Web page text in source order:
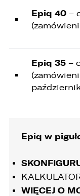
Epiq 40 –
Epiq 35 –
Epiq w
WIĘCEJ O